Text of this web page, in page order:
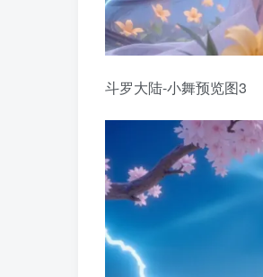
斗罗大陆-小舞预览图3